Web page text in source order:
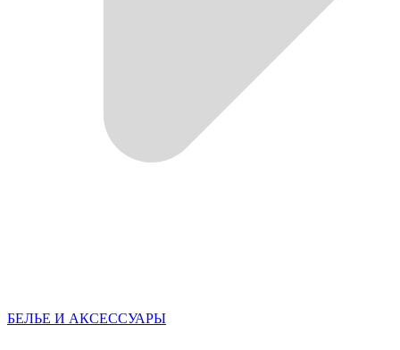
БЕЛЬЕ И АКСЕССУАРЫ